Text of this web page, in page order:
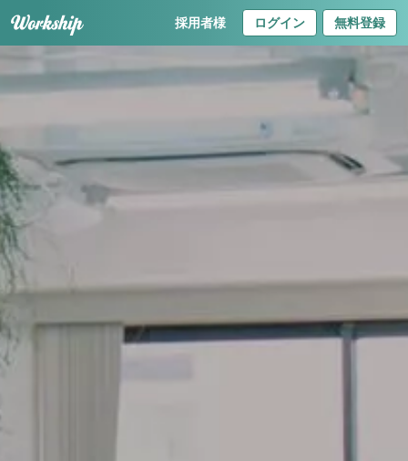
採用者様 ログイン 無料登録